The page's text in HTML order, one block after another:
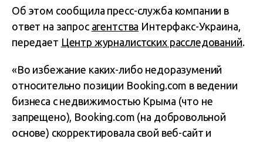
Об этом сообщила пресс-служба компании в
ответ на запрос агентства Интерфакс-Украина,
передает Центр журналистских расследований.
«Во избежание каких-либо недоразумений
относительно позиции Booking.com в ведении
бизнеса с недвижимостью Крыма (что не
запрещено), Booking.com (на добровольной
основе) скорректировала свой веб-сайт и